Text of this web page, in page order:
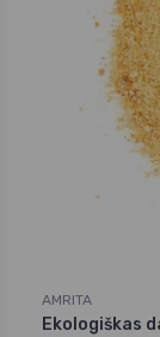
AMRITA
Ekologiškas